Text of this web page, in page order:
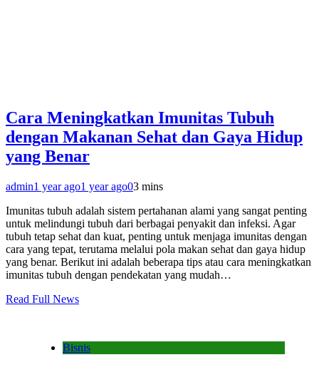
Cara Meningkatkan Imunitas Tubuh
dengan Makanan Sehat dan Gaya Hidup
yang Benar
admin1 year ago1 year ago03 mins
Imunitas tubuh adalah sistem pertahanan alami yang sangat penting
untuk melindungi tubuh dari berbagai penyakit dan infeksi. Agar
tubuh tetap sehat dan kuat, penting untuk menjaga imunitas dengan
cara yang tepat, terutama melalui pola makan sehat dan gaya hidup
yang benar. Berikut ini adalah beberapa tips atau cara meningkatkan
imunitas tubuh dengan pendekatan yang mudah…
Read Full News
Bisnis